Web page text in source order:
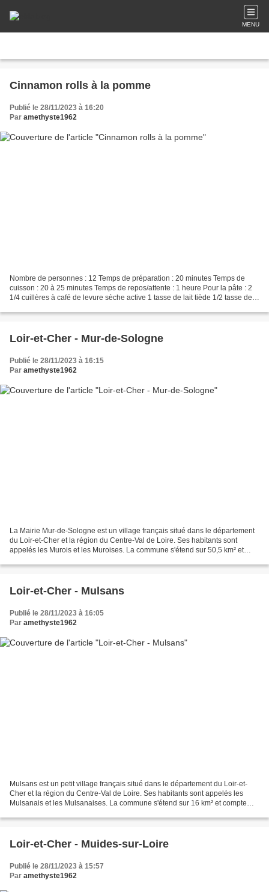
MENU
Cinnamon rolls à la pomme
Publié le 28/11/2023 à 16:20
Par amethyste1962
Nombre de personnes : 12 Temps de préparation : 20 minutes Temps de
cuisson : 20 à 25 minutes Temps de repos/attente : 1 heure Pour la pâte : 2
1/4 cuillères à café de levure sèche active 1 tasse de lait tiède 1/2 tasse de
Loir-et-Cher - Mur-de-Sologne
Publié le 28/11/2023 à 16:15
Par amethyste1962
La Mairie Mur-de-Sologne est un village français situé dans le département
du Loir-et-Cher et la région du Centre-Val de Loire. Ses habitants sont
appelés les Murois et les Muroises. La commune s'étend sur 50,5 km² et
Loir-et-Cher - Mulsans
Publié le 28/11/2023 à 16:05
Par amethyste1962
Mulsans est un petit village français situé dans le département du Loir-et-
Cher et la région du Centre-Val de Loire. Ses habitants sont appelés les
Mulsanais et les Mulsanaises. La commune s'étend sur 16 km² et compte
Loir-et-Cher - Muides-sur-Loire
Publié le 28/11/2023 à 15:57
Par amethyste1962